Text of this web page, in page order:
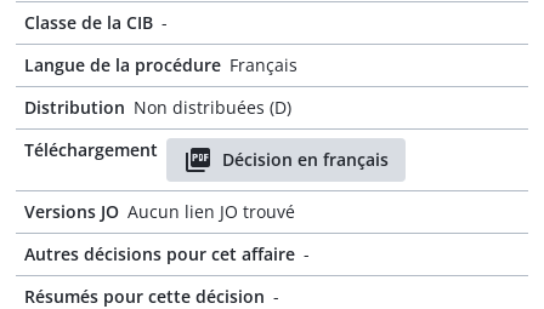
Classe de la CIB -
Langue de la procédure Français
Distribution Non distribuées (D)
Téléchargement
Décision en français
Versions JO Aucun lien JO trouvé
Autres décisions pour cet affaire -
Résumés pour cette décision -